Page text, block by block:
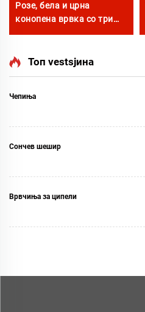
Розе, бела и црна
конопена врвка со три
за чевли
Топ vestsјина
Чепиња
Сончев шешир
Врвчиња за ципели